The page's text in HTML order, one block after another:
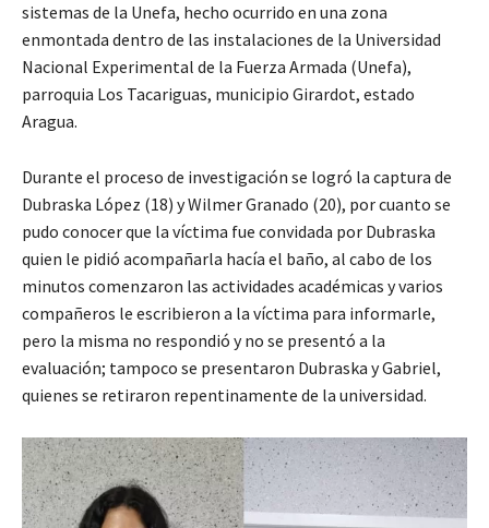
sistemas de la Unefa, hecho ocurrido en una zona
enmontada dentro de las instalaciones de la Universidad
Nacional Experimental de la Fuerza Armada (Unefa),
parroquia Los Tacariguas, municipio Girardot, estado
Aragua.
Durante el proceso de investigación se logró la captura de
Dubraska López (18) y Wilmer Granado (20), por cuanto se
pudo conocer que la víctima fue convidada por Dubraska
quien le pidió acompañarla hacía el baño, al cabo de los
minutos comenzaron las actividades académicas y varios
compañeros le escribieron a la víctima para informarle,
pero la misma no respondió y no se presentó a la
evaluación; tampoco se presentaron Dubraska y Gabriel,
quienes se retiraron repentinamente de la universidad.